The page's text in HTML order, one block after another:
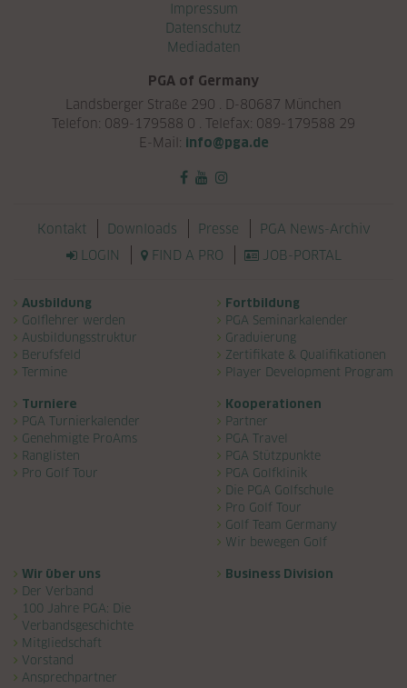
Impressum
Datenschutz
Mediadaten
PGA of Germany
Landsberger Straße 290 . D-80687 München
Telefon: 089-179588 0 . Telefax: 089-179588 29
E-Mail:
info@pga.de
Navigation überspringen
Kontakt Downloads Presse
PGA News-Archiv
LOGIN
FIND A PRO JOB-PORTAL
Navigation überspringen
Ausbildung
Golflehrer werden
Ausbildungsstruktur
Berufsfeld
Termine
Fortbildung
PGA Seminarkalender
Graduierung
Zertifikate & Qualifikationen
Player Development Program
Turniere
PGA Turnierkalender
Genehmigte ProAms
Ranglisten
Pro Golf Tour
Kooperationen
Partner
PGA Travel
PGA Stützpunkte
PGA Golfklinik
Die PGA Golfschule
Pro Golf Tour
Golf Team Germany
Wir bewegen Golf
Wir über uns
Der Verband
100 Jahre PGA: Die
Verbandsgeschichte
Mitgliedschaft
Vorstand
Ansprechpartner
Business Division